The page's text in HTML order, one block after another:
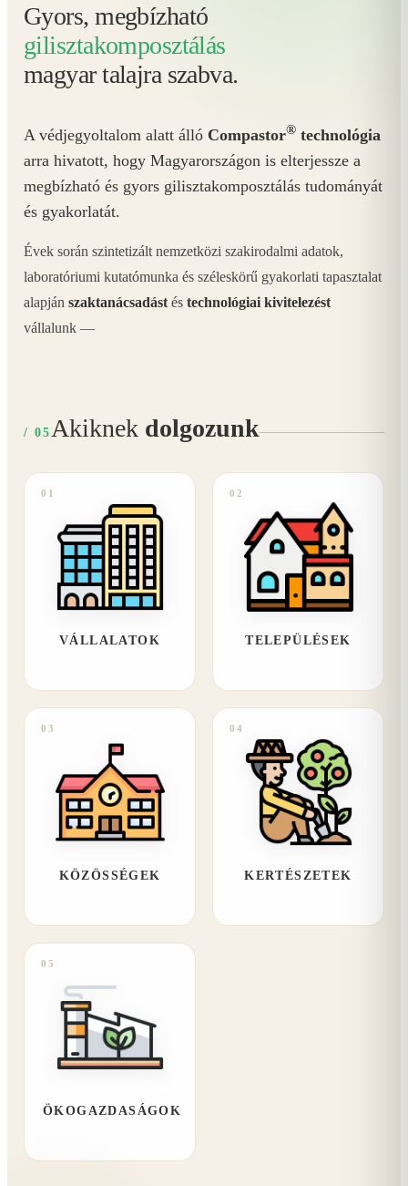
Gyors, megbízható
gilisztakomposztálás
magyar talajra szabva.
A védjegyoltalom alatt álló Compastor® technológia
arra hivatott, hogy Magyarországon is elterjessze a
megbízható és gyors gilisztakomposztálás tudományát
és gyakorlatát.
Évek során szintetizált nemzetközi szakirodalmi adatok,
laboratóriumi kutatómunka és széleskörű gyakorlati tapasztalat
alapján szaktanácsadást és technológiai kivitelezést
vállalunk —
/ 05 Akiknek dolgozunk
01
VÁLLALATOK
02
TELEPÜLÉSEK
03
KÖZÖSSÉGEK
04
KERTÉSZETEK
05
ÖKOGAZDASÁGOK